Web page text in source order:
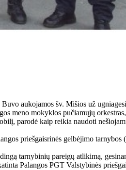
aukojamos šv. Mišios už
meno mokyklos pučiamųjų
parodė kaip reikia naudoti
priešgaisrinės gelbėjimo tarnybos
tarnybinių pareigų atlikimą,
Palangos PGT Valstybinės